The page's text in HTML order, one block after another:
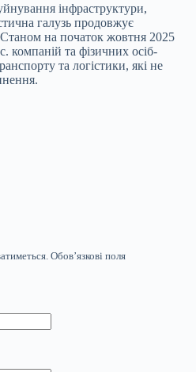
інфраструктури,
галузь продовжує
на початок жовтня 2025
компаній та фізичних осіб-
та логістики, які не
Обов’язкові поля